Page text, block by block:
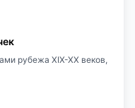
рубежа XIX-XX веков,